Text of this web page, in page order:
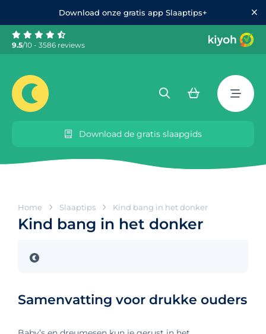
Download onze gratis app Slaaptips+
9.5/10 - 3586 reviews
Download de gratis slaapgids
Home Slaaptips Kind bang in het donker
Kind bang in het donker
Samenvatting voor drukke ouders